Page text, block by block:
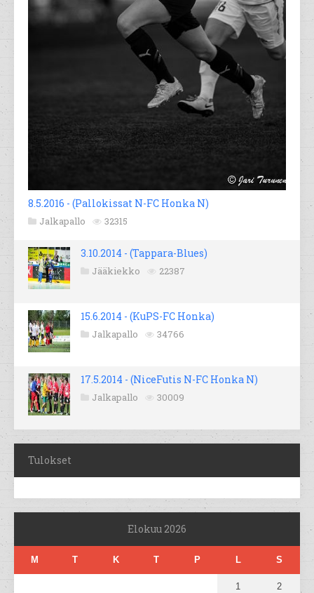
8.5.2016 - (Pallokissat N-FC Honka N)
Jalkapallo 32315
3.10.2014 - (Tappara-Blues)
Jääkiekko 22387
15.6.2014 - (KuPS-FC Honka)
Jalkapallo 34766
17.5.2014 - (NiceFutis N-FC Honka N)
Jalkapallo 30009
Tulokset
Elokuu 2026
M T K T P L S
1 2